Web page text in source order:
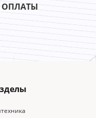
ОПЛАТЫ